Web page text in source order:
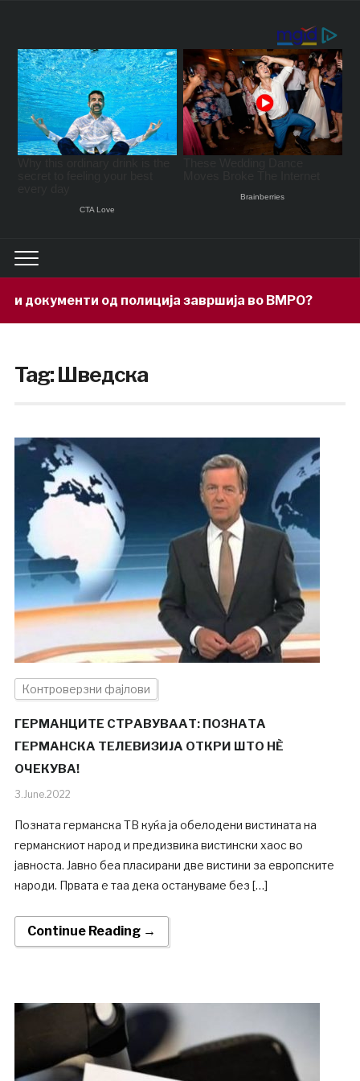
од полиција завршија во ВМРО? 3 hours
Tag:Шведска
Контроверзни фајлови
ГЕРМАНЦИТЕ СТРАВУВААТ: ПОЗНАТА
ГЕРМАНСКА ТЕЛЕВИЗИЈА ОТКРИ ШТО НЀ
ОЧЕКУВА!
3.June.2022
Позната германска ТВ куќа ја обелодени вистината на
германскиот народ и предизвика вистински хаос во
јавноста. Јавно беа пласирани две вистини за европските
народи. Првата е таа дека остануваме без […]
Continue Reading →